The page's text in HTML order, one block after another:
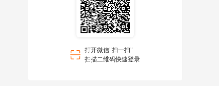
打开微信"扫一扫"
扫描二维码快速登录